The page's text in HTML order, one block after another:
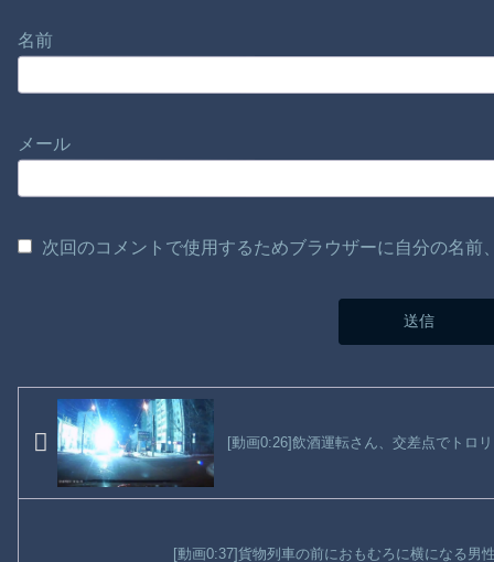
名前
メール
次回のコメントで使用するためブラウザーに自分の名
[動画0:26]飲酒運転さん、交差点でトロ
[動画0:37]貨物列車の前におもむろに横になる男